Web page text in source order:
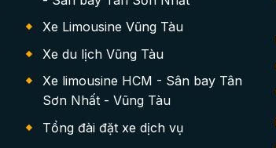
Xe Limousine Vũng Tàu
Xe du lịch Vũng Tàu
Xe limousine HCM - Sân bay Tân
Sơn Nhất - Vũng Tàu
Tổng đài đặt xe dịch vụ